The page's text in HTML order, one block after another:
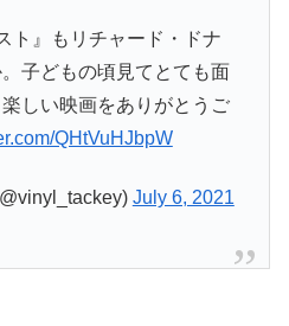
ト』もリチャード・ドナ
子どもの頃見てとても面
しい映画をありがとうご
QHtVuHJbpW
July 6, 2021